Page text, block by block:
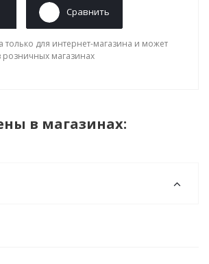
Сравнить
только для интернет-магазина и может
розничных магазинах
в магазинах: